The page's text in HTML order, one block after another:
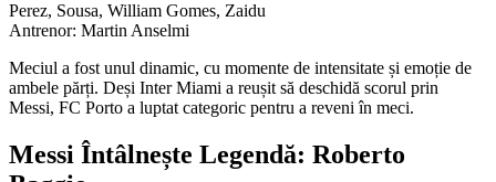
Perez, Sousa, William Gomes, Zaidu
Antrenor: Martin Anselmi
Meciul a fost unul dinamic, cu momente de intensitate și emoție de
ambele părți. Deși Inter Miami a reușit să deschidă scorul prin
Messi, FC Porto a luptat categoric pentru a reveni în meci.
Messi Întâlnește Legendă: Roberto